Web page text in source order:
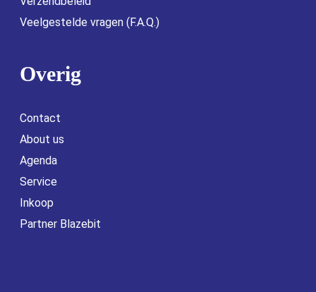
Veelgestelde vragen (F.A.Q.)
Overig
Contact
About us
Agenda
Service
Inkoop
Partner Blazebit